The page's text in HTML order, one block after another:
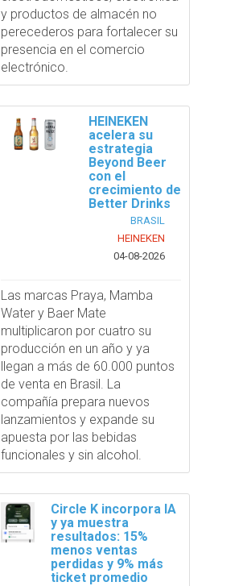
y productos de almacén no
perecederos para fortalecer su
presencia en el comercio
electrónico.
HEINEKEN
acelera su
estrategia
Beyond Beer
con el
crecimiento de
Better Drinks
BRASIL
HEINEKEN
04-08-2026
Las marcas Praya, Mamba
Water y Baer Mate
multiplicaron por cuatro su
producción en un año y ya
llegan a más de 60.000 puntos
de venta en Brasil. La
compañía prepara nuevos
lanzamientos y expande su
apuesta por las bebidas
funcionales y sin alcohol.
Circle K incorpora IA
y ya muestra
resultados: 15%
menos ventas
perdidas y 9% más
ticket promedio